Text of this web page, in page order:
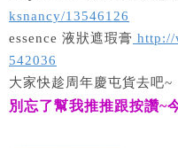
ksnancy/13546126
essence 液狀遮瑕膏 http://
542036
大家快趁周年慶屯貨去吧~
別忘了幫我推推跟按讚~